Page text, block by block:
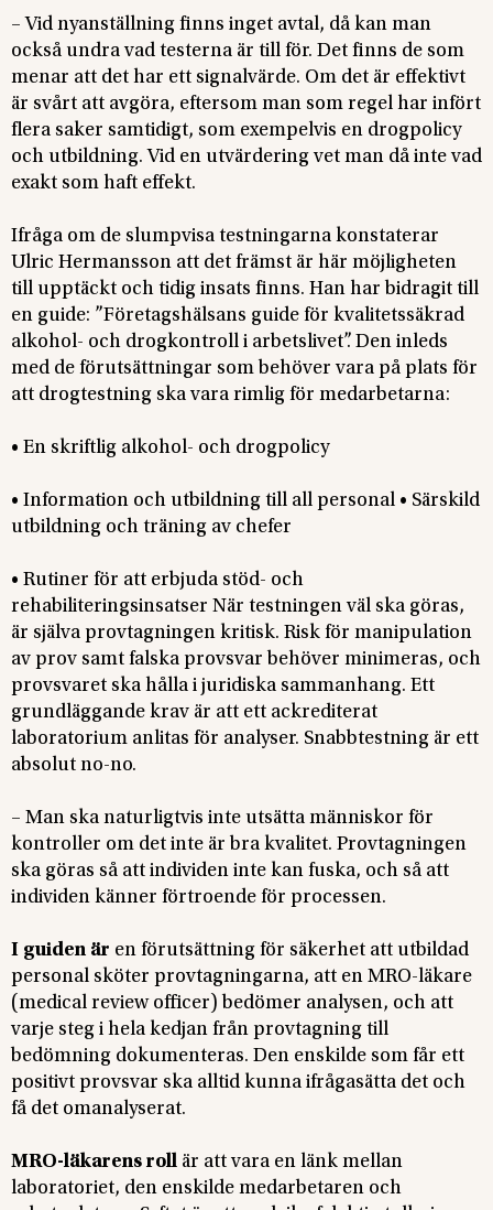
– Vid nyanställning finns inget avtal, då kan man
också undra vad testerna är till för. Det finns de som
menar att det har ett signalvärde. Om det är effektivt
är svårt att avgöra, eftersom man som regel har infört
flera saker samtidigt, som exempelvis en drogpolicy
och utbildning. Vid en utvärdering vet man då inte vad
exakt som haft effekt.
Ifråga om de slumpvisa testningarna konstaterar
Ulric Hermansson att det främst är här möjligheten
till upptäckt och tidig insats finns. Han har bidragit till
en guide: ”Företagshälsans guide för kvalitetssäkrad
alkohol- och drogkontroll i arbetslivet”. Den inleds
med de förutsättningar som behöver vara på plats för
att drogtestning ska vara rimlig för medarbetarna:
• En skriftlig alkohol- och drogpolicy
• Information och utbildning till all personal • Särskild
utbildning och träning av chefer
• Rutiner för att erbjuda stöd- och
rehabiliteringsinsatser När testningen väl ska göras,
är själva provtagningen kritisk. Risk för manipulation
av prov samt falska provsvar behöver minimeras, och
provsvaret ska hålla i juridiska sammanhang. Ett
grundläggande krav är att ett ackrediterat
laboratorium anlitas för analyser. Snabbtestning är ett
absolut no-no.
– Man ska naturligtvis inte utsätta människor för
kontroller om det inte är bra kvalitet. Provtagningen
ska göras så att individen inte kan fuska, och så att
individen känner förtroende för processen.
I guiden är en förutsättning för säkerhet att utbildad
personal sköter provtagningarna, att en MRO-läkare
(medical review officer) bedömer analysen, och att
varje steg i hela kedjan från provtagning till
bedömning dokumenteras. Den enskilde som får ett
positivt provsvar ska alltid kunna ifrågasätta det och
få det omanalyserat.
MRO-läkarens roll är att vara en länk mellan
laboratoriet, den enskilde medarbetaren och